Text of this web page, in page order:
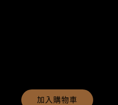
加入購物車